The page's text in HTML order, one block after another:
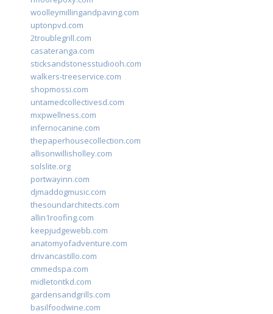
woolleymillingandpaving.com
uptonpvd.com
2troublegrill.com
casateranga.com
sticksandstonesstudiooh.com
walkers-treeservice.com
shopmossi.com
untamedcollectivesd.com
mxpwellness.com
infernocanine.com
thepaperhousecollection.com
allisonwillisholley.com
solslite.org
portwayinn.com
djmaddogmusic.com
thesoundarchitects.com
allin1roofing.com
keepjudgewebb.com
anatomyofadventure.com
drivancastillo.com
cmmedspa.com
midletontkd.com
gardensandgrills.com
basilfoodwine.com